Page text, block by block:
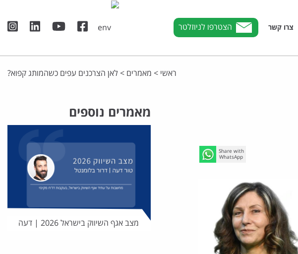
צרו קשר הצטרפו לניוזלטר
ראשי > מאמרים > לאן הצרכנים עפים כשהמותג קפוא?
Share with
WhatsApp
מאמרים נוספים
מצב אגף השיווק בישראל 2026 | דעה